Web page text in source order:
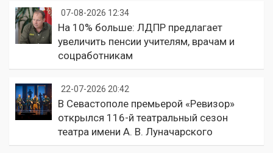
07-08-2026 12:34
На 10% больше: ЛДПР предлагает
увеличить пенсии учителям, врачам и
соцработникам
22-07-2026 20:42
В Севастополе премьерой «Ревизор»
открылся 116-й театральный сезон
театра имени А. В. Луначарского